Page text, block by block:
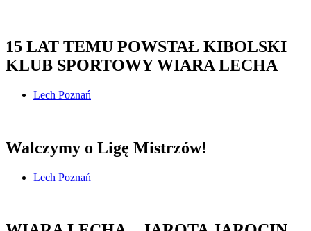
15 LAT TEMU POWSTAŁ KIBOLSKI
KLUB SPORTOWY WIARA LECHA
Lech Poznań
Walczymy o Ligę Mistrzów!
Lech Poznań